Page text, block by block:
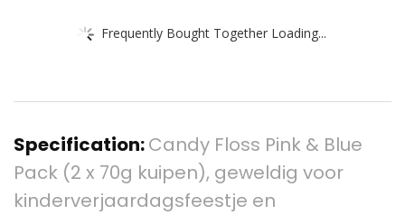
Frequently Bought Together Loading...
Specification:Candy Floss Pink & Blue
Pack (2 x 70g kuipen), geweldig voor
kinderverjaardagsfeestje en